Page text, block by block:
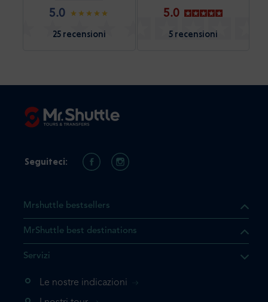
5.0
25 recensioni
5.0
5 recensioni
Mrshuttle bestsellers
MrShuttle best destinations
Servizi
Le nostre indicazioni
Seguiteci: